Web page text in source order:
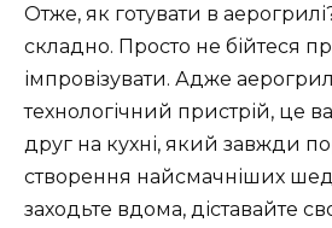
Отже, як готувати в
складно. Просто не бійтеся
імпровізувати. Адже
технологічний пристрій, це
друг на кухні, який завжди
створення найсмачніших
заходьте вдома, діставайте